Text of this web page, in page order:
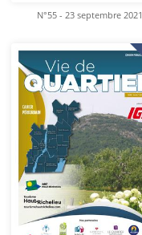
N°55 - 23 septembre 2021